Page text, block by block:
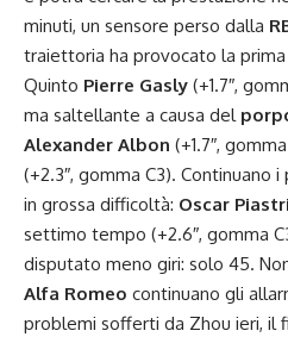
minuti, un sensore perso dalla
traiettoria ha provocato la
Quinto Pierre Gasly (+1.7″,
ma saltellante a causa del
Alexander Albon (+1.7″,
(+2.3″, gomma C3). Continuano
in grossa difficoltà: Oscar Piastri
settimo tempo (+2.6″, gomma
disputato meno giri: solo 45.
Alfa Romeo continuano gli
problemi sofferti da Zhou ieri, il